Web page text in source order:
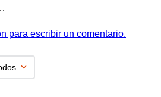
para escribir un comentario.